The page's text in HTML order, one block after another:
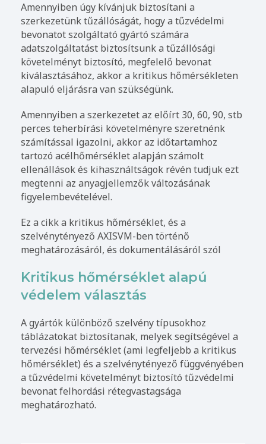
Amennyiben úgy kívánjuk biztosítani a
szerkezetünk tűzállóságát, hogy a tűzvédelmi
bevonatot szolgáltató gyártó számára
adatszolgáltatást biztosítsunk a tűzállósági
követelményt biztosító, megfelelő bevonat
kiválasztásához, akkor a kritikus hőmérsékleten
alapuló eljárásra van szükségünk.
Amennyiben a szerkezetet az előírt 30, 60, 90, stb
perces teherbírási követelményre szeretnénk
számítással igazolni, akkor az időtartamhoz
tartozó acélhőmérséklet alapján számolt
ellenállások és kihasználtságok révén tudjuk ezt
megtenni az anyagjellemzők változásának
figyelembevételével.
Ez a cikk a kritikus hőmérséklet, és a
szelvénytényező AXISVM-ben történő
meghatározásáról, és dokumentálásáról szól
Kritikus hőmérséklet alapú
védelem választás
A gyártók különböző szelvény típusokhoz
táblázatokat biztosítanak, melyek segítségével a
tervezési hőmérséklet (ami legfeljebb a kritikus
hőmérséklet) és a szelvénytényező függvényében
a tűzvédelmi követelményt biztosító tűzvédelmi
bevonat felhordási rétegvastagsága
meghatározható.